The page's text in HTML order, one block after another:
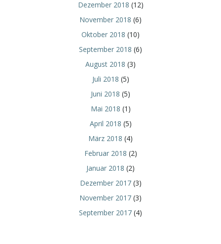
Dezember 2018 (12)
November 2018 (6)
Oktober 2018 (10)
September 2018 (6)
August 2018 (3)
Juli 2018 (5)
Juni 2018 (5)
Mai 2018 (1)
April 2018 (5)
März 2018 (4)
Februar 2018 (2)
Januar 2018 (2)
Dezember 2017(3)
November 2017 (3)
September 2017 (4)